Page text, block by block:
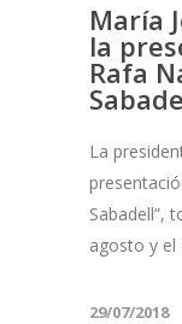
María
la
Rafa
La
Sabadell”,
agosto y el
29/07/2018